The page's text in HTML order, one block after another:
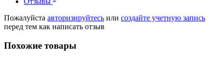
Пожалуйста авторизируйтесь или создайте учетную запись
перед тем как написать отзыв
Похожие товары